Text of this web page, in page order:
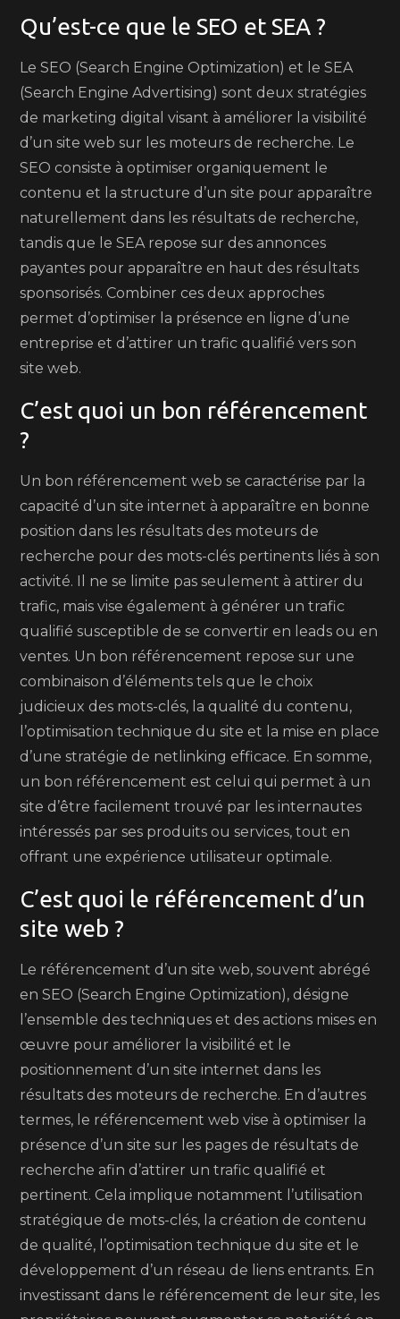
Qu’est-ce que le SEO et SEA ?
Le SEO (Search Engine Optimization) et le SEA
(Search Engine Advertising) sont deux stratégies
de marketing digital visant à améliorer la visibilité
d’un site web sur les moteurs de recherche. Le
SEO consiste à optimiser organiquement le
contenu et la structure d’un site pour apparaître
naturellement dans les résultats de recherche,
tandis que le SEA repose sur des annonces
payantes pour apparaître en haut des résultats
sponsorisés. Combiner ces deux approches
permet d’optimiser la présence en ligne d’une
entreprise et d’attirer un trafic qualifié vers son
site web.
C’est quoi un bon référencement
?
Un bon référencement web se caractérise par la
capacité d’un site internet à apparaître en bonne
position dans les résultats des moteurs de
recherche pour des mots-clés pertinents liés à son
activité. Il ne se limite pas seulement à attirer du
trafic, mais vise également à générer un trafic
qualifié susceptible de se convertir en leads ou en
ventes. Un bon référencement repose sur une
combinaison d’éléments tels que le choix
judicieux des mots-clés, la qualité du contenu,
l’optimisation technique du site et la mise en place
d’une stratégie de netlinking efficace. En somme,
un bon référencement est celui qui permet à un
site d’être facilement trouvé par les internautes
intéressés par ses produits ou services, tout en
offrant une expérience utilisateur optimale.
C’est quoi le référencement d’un
site web ?
Le référencement d’un site web, souvent abrégé
en SEO (Search Engine Optimization), désigne
l’ensemble des techniques et des actions mises en
œuvre pour améliorer la visibilité et le
positionnement d’un site internet dans les
résultats des moteurs de recherche. En d’autres
termes, le référencement web vise à optimiser la
présence d’un site sur les pages de résultats de
recherche afin d’attirer un trafic qualifié et
pertinent. Cela implique notamment l’utilisation
stratégique de mots-clés, la création de contenu
de qualité, l’optimisation technique du site et le
développement d’un réseau de liens entrants. En
investissant dans le référencement de leur site, les